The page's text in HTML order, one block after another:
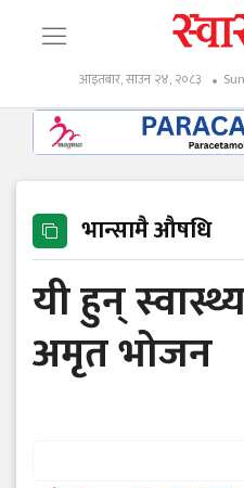
आइतबार, साउन २४, २०८३
भान्सामै औषधि
यी हुन्
अमृत भोजन